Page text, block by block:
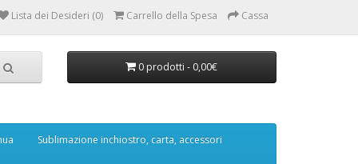
Lista dei Desideri (0) Carrello della Spesa Cassa
0 prodotti - 0,00€
Sublimazione inchiostro, carta, accessori